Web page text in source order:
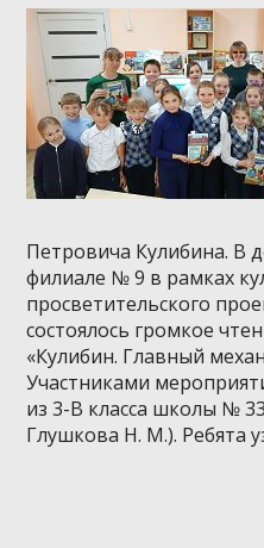
Петровича Кулибина. В
филиале № 9 в рамках
просветительского
состоялось громкое
«Кулибин. Главный
Участниками
из 3-В класса школы №
Глушкова Н. М.). Ребята